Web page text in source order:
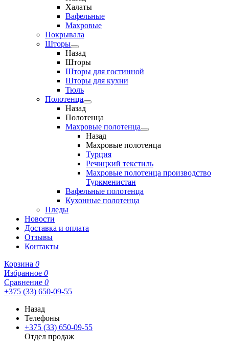
Халаты
Вафельные
Махровые
Покрывала
Шторы
Назад
Шторы
Шторы для гостинной
Шторы для кухни
Тюль
Полотенца
Назад
Полотенца
Махровые полотенца
Назад
Махровые полотенца
Турция
Речицкий текстиль
Махровые полотенца производство
Туркменистан
Вафельные полотенца
Кухонные полотенца
Пледы
Новости
Доставка и оплата
Отзывы
Контакты
Корзина 0
Избранное 0
Сравнение 0
+375 (33) 650-09-55
Назад
Телефоны
+375 (33) 650-09-55
Отдел продаж